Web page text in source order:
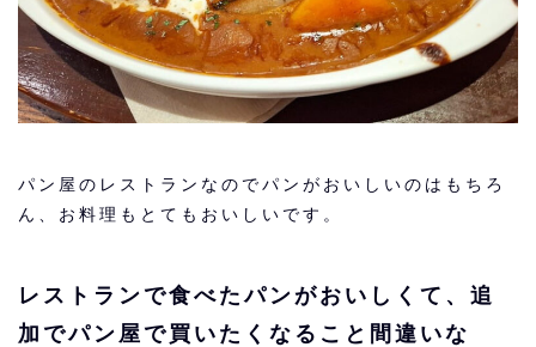
パン屋のレストランなのでパンがおいしいのはもちろ
ん、お料理もとてもおいしいです。
レストランで食べたパンがおいしくて、追
加でパン屋で買いたくなること間違いな